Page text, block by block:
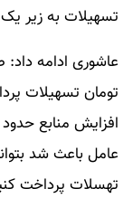
تسهیلات به زیر
تومان تسهیلات
افزایش منابع
عامل باعث شد
تهسلات پرداخت